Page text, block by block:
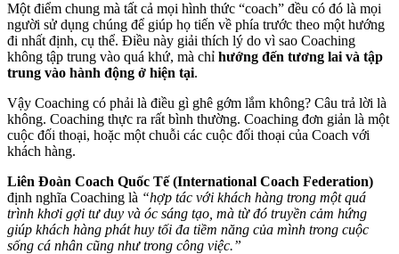
Một điểm chung mà tất cả mọi hình thức “coach” đều có đó là mọi
người sử dụng chúng để giúp họ tiến về phía trước theo một hướng
đi nhất định, cụ thể. Điều này giải thích lý do vì sao Coaching
không tập trung vào quá khứ, mà chỉ hướng đến tương lai và tập
trung vào hành động ở hiện tại.
Vậy Coaching có phải là điều gì ghê gớm lắm không? Câu trả lời là
không. Coaching thực ra rất bình thường. Coaching đơn giản là một
cuộc đối thoại, hoặc một chuỗi các cuộc đối thoại của Coach với
khách hàng.
Liên Đoàn Coach Quốc Tế (International Coach Federation)
định nghĩa Coaching là “hợp tác với khách hàng trong một quá
trình khơi gợi tư duy và óc sáng tạo, mà từ đó truyền cảm hứng
giúp khách hàng phát huy tối đa tiềm năng của mình trong cuộc
sống cá nhân cũng như trong công việc.”